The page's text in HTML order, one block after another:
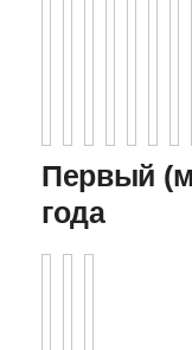
Первый
года